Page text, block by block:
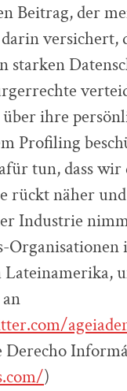
Beitrag, der
versichert,
starken
ihre
Profiling
tun, dass
rückt näher
Industrie
Derecho
) ­